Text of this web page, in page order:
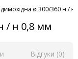
димохідна ø 300/360 н /
/ н 0,8 мм
Відгуки (0)